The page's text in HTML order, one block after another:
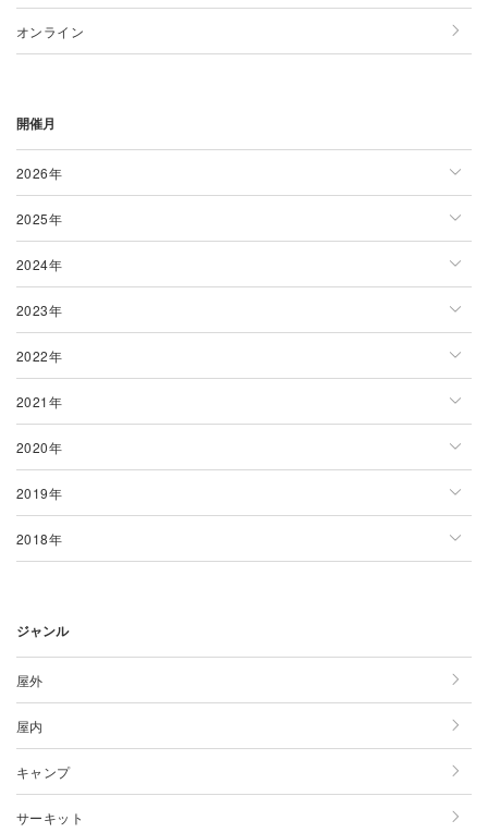
山形県
茨城県
栃木県
石川県
福井県
岐阜県
京都府
奈良県
滋賀県
和歌山県
広島県
島根県
鳥取県
山口県
徳島県
香川県
愛媛県
高知県
九州/沖縄一覧
大分県
宮崎県
沖縄県
熊本県
福岡県
長崎県
鹿児島県
オンライン
開催月
2026年
2026年一覧
1月
2月
3月
4月
5月
6月
7月
9月
10月
11月
12月
2025年
2025年一覧
1月
2月
3月
4月
5月
6月
8月
9月
10月
11月
12月
2024年
2024年一覧
1月
2月
3月
4月
5月
7月
8月
9月
10月
11月
2023年
2023年一覧
1月
2月
3月
4月
6月
7月
8月
9月
10月
2022年
2022年一覧
1月
2月
3月
5月
6月
7月
8月
9月
2021年
2021年一覧
1月
2月
4月
5月
6月
7月
8月
2020年
2020年一覧
1月
3月
4月
5月
6月
7月
2019年
2019年一覧
2月
3月
4月
5月
6月
2018年
1月
2月
3月
4月
5月
ジャンル
屋外
屋内
キャンプ
サーキット